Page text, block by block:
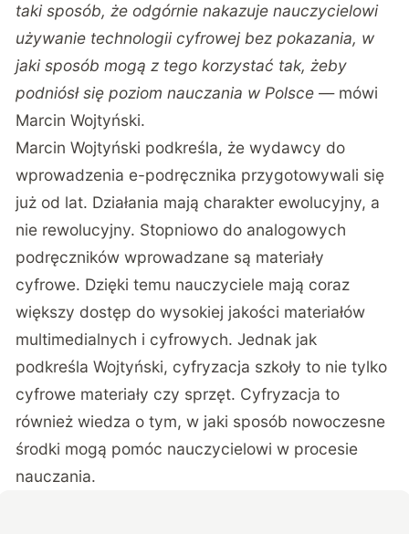
taki sposób, że odgórnie nakazuje nauczycielowi
używanie technologii cyfrowej bez pokazania, w
jaki sposób mogą z tego korzystać tak, żeby
podniósł się poziom nauczania w Polsce — mówi
Marcin Wojtyński.
Marcin Wojtyński podkreśla, że wydawcy do
wprowadzenia e-podręcznika przygotowywali się
już od lat. Działania mają charakter ewolucyjny, a
nie rewolucyjny. Stopniowo do analogowych
podręczników wprowadzane są materiały
cyfrowe. Dzięki temu nauczyciele mają coraz
większy dostęp do wysokiej jakości materiałów
multimedialnych i cyfrowych. Jednak jak
podkreśla Wojtyński, cyfryzacja szkoły to nie tylko
cyfrowe materiały czy sprzęt. Cyfryzacja to
również wiedza o tym, w jaki sposób nowoczesne
środki mogą pomóc nauczycielowi w procesie
nauczania.